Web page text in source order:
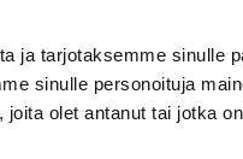
ja tarjotaksemme sinulle
sinulle personoituja
olet antanut tai jotka